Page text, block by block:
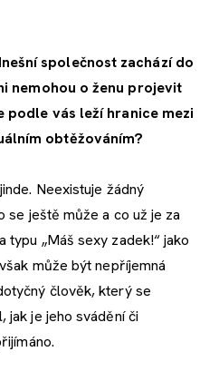
společnost zachází do
nemohou o ženu projevit
podle vás leží hranice mezi
obtěžováním?
Neexistuje žádný
se ještě může a co už je za
typu „Máš sexy zadek!“ jako
může být nepříjemná
člověk, který se
jak je jeho svádění či